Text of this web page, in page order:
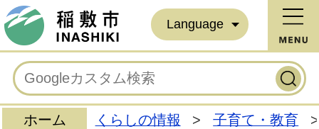
Language
ホーム くらしの情報 > 子育て・教育 >